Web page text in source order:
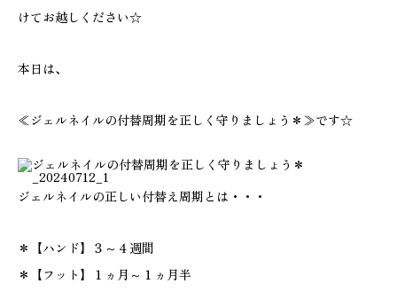
けてお越しください☆
本日は、
≪ジェルネイルの付替周期を正しく守りましょう＊≫です☆
ジェルネイルの正しい付替え周期とは・・・
＊【ハンド】３～４週間
＊【フット】１ヵ月～１ヵ月半